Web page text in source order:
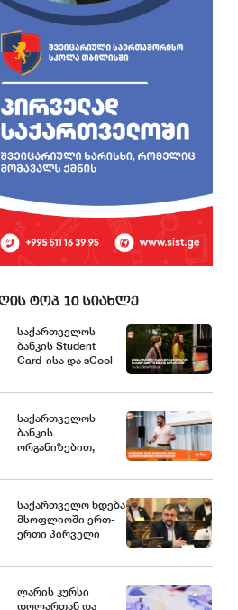
ტოპ 10 სიახლე
საქართველოს
ბანკის Student
Card-ისა და sCool
მფლობელები
ტრანსპორტზე
შეღავათიანი
ტარიფით
საქართველოს
ბანკის
ორგანიზებით,
ბიზნესისთვის
უსაფრთხოების
ვორკშოპი გაიმართა
საქართველო ხდება
მსოფლიოში ერთ-
ერთი პირველი
მედიკამენტ
შეიძენს და
სახელმწიფო
ლარის კურსი
დოლართან და